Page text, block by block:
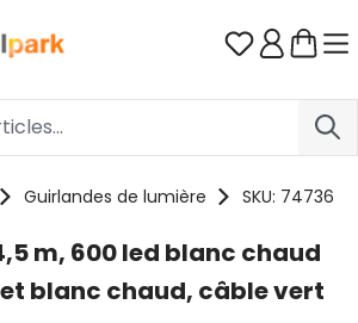
principal Vous avez
Guirlandes de lumière SKU: 74736
m, 600 led blanc chaud
blanc chaud, câble vert